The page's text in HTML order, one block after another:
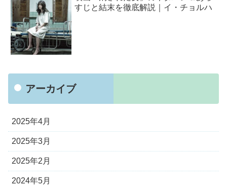
すじと結末を徹底解説｜イ・チョルハ
アーカイブ
2025年4月
2025年3月
2025年2月
2024年5月